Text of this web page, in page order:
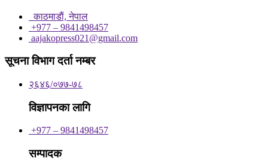
काठमाडाैं, नेपाल
+977 – 9841498457
aajakopress021@gmail.com
सूचना विभाग दर्ता नम्बर
२६४६/०७७-७८
विज्ञापनका लागि
+977 – 9841498457
सम्पादक